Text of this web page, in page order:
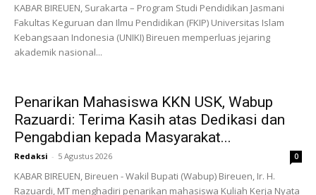
KABAR BIREUEN, Surakarta – Program Studi Pendidikan Jasmani
Fakultas Keguruan dan Ilmu Pendidikan (FKIP) Universitas Islam
Kebangsaan Indonesia (UNIKI) Bireuen memperluas jejaring
akademik nasional...
Penarikan Mahasiswa KKN USK, Wabup
Razuardi: Terima Kasih atas Dedikasi dan
Pengabdian kepada Masyarakat...
Redaksi - 5 Agustus 2026 0
KABAR BIREUEN, Bireuen - Wakil Bupati (Wabup) Bireuen, Ir. H.
Razuardi, MT menghadiri penarikan mahasiswa Kuliah Kerja Nyata